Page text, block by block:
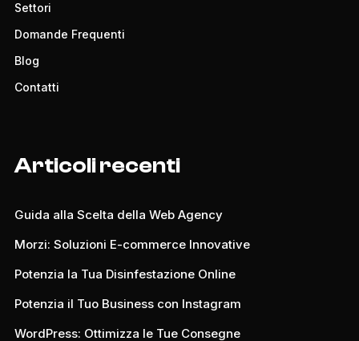
Settori
Domande Frequenti
Blog
Contatti
Articoli recenti
Guida alla Scelta della Web Agency
Morzi: Soluzioni E-commerce Innovative
Potenzia la Tua Disinfestazione Online
Potenzia il Tuo Business con Instagram
WordPress: Ottimizza le Tue Consegne